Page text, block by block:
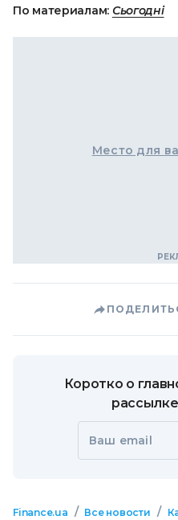
По материалам: Сьогодні
Место для
Коротко о
Ваш email
Finance.ua / Все новости /